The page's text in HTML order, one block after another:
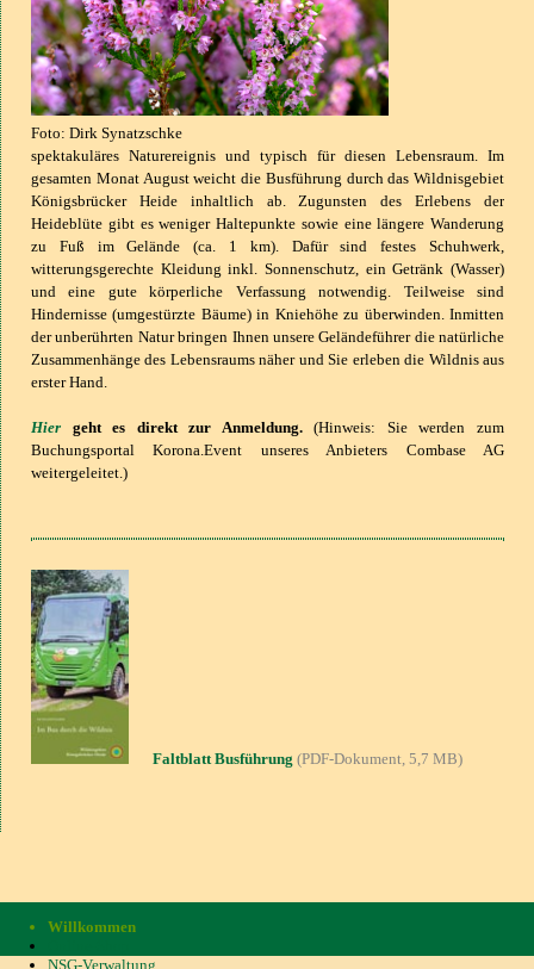
Foto: Dirk Synatzschke
spektakuläres Naturereignis und typisch für diesen Lebensraum. Im
gesamten Monat August weicht die Busführung durch das Wildnisgebiet
Königsbrücker Heide inhaltlich ab. Zugunsten des Erlebens der
Heideblüte gibt es weniger Haltepunkte sowie eine längere Wanderung
zu Fuß im Gelände (ca. 1 km). Dafür sind festes Schuhwerk,
witterungsgerechte Kleidung inkl. Sonnenschutz, ein Getränk (Wasser)
und eine gute körperliche Verfassung notwendig. Teilweise sind
Hindernisse (umgestürzte Bäume) in Kniehöhe zu überwinden. Inmitten
der unberührten Natur bringen Ihnen unsere Geländeführer die natürliche
Zusammenhänge des Lebensraums näher und Sie erleben die Wildnis aus
erster Hand.
Hier geht es direkt zur Anmeldung.
(Hinweis: Sie werden zum
Buchungsportal Korona.Event unseres Anbieters Combase AG
weitergeleitet.)
Faltblatt Busführung (PDF-Dokument, 5,7 MB)
Willkommen
NSG-Verwaltung